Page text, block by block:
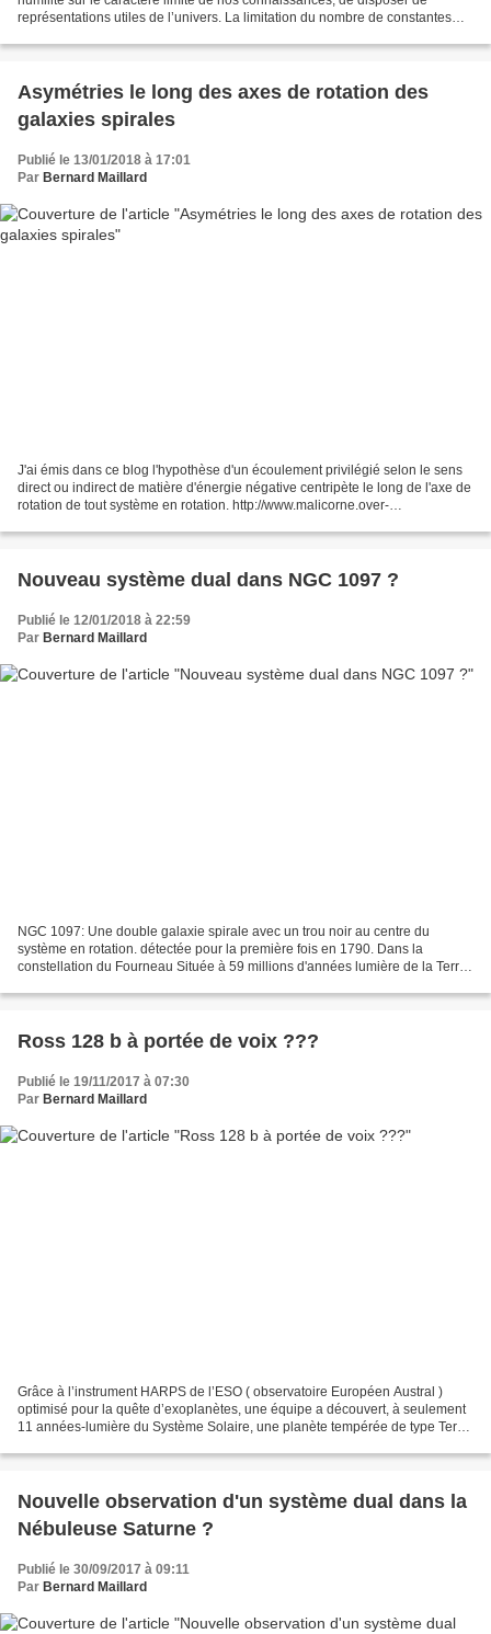
représentations utiles de l’univers. La limitation du nombre de constantes
Asymétries le long des axes de rotation des
galaxies spirales
Publié le 13/01/2018 à 17:01
Par Bernard Maillard
J'ai émis dans ce blog l'hypothèse d'un écoulement privilégié selon le sens
direct ou indirect de matière d'énergie négative centripète le long de l'axe de
rotation de tout système en rotation. http://www.malicorne.over-
Nouveau système dual dans NGC 1097 ?
Publié le 12/01/2018 à 22:59
Par Bernard Maillard
NGC 1097: Une double galaxie spirale avec un trou noir au centre du
système en rotation. détectée pour la première fois en 1790. Dans la
constellation du Fourneau Située à 59 millions d'années lumière de la Terre.
Ross 128 b à portée de voix ???
Publié le 19/11/2017 à 07:30
Par Bernard Maillard
Grâce à l’instrument HARPS de l’ESO ( observatoire Européen Austral )
optimisé pour la quête d’exoplanètes, une équipe a découvert, à seulement
11 années-lumière du Système Solaire, une planète tempérée de type Terre.
Nouvelle observation d'un système dual dans la
Nébuleuse Saturne ?
Publié le 30/09/2017 à 09:11
Par Bernard Maillard